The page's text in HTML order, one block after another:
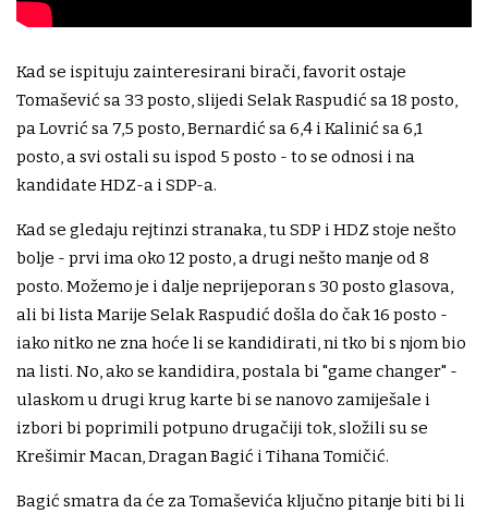
Kad se ispituju zainteresirani birači, favorit ostaje
Tomašević sa 33 posto, slijedi Selak Raspudić sa 18 posto,
pa Lovrić sa 7,5 posto, Bernardić sa 6,4 i Kalinić sa 6,1
posto, a svi ostali su ispod 5 posto - to se odnosi i na
kandidate HDZ-a i SDP-a.
Kad se gledaju rejtinzi stranaka, tu SDP i HDZ stoje nešto
bolje - prvi ima oko 12 posto, a drugi nešto manje od 8
posto. Možemo je i dalje neprijeporan s 30 posto glasova,
ali bi lista Marije Selak Raspudić došla do čak 16 posto -
iako nitko ne zna hoće li se kandidirati, ni tko bi s njom bio
na listi. No, ako se kandidira, postala bi "game changer" -
ulaskom u drugi krug karte bi se nanovo zamiješale i
izbori bi poprimili potpuno drugačiji tok, složili su se
Krešimir Macan, Dragan Bagić i Tihana Tomičić.
Bagić smatra da će za Tomaševića ključno pitanje biti bi li